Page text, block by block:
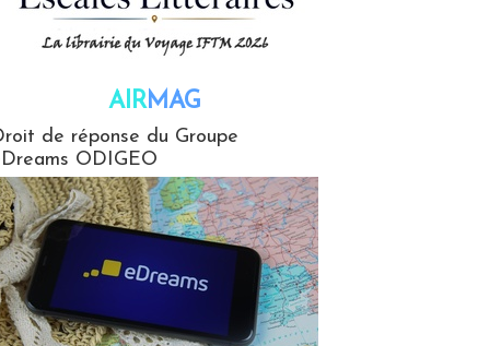
AIRMAG
de réponse du Groupe
ODIGEO